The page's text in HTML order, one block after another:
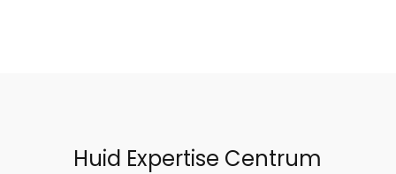
Huid Expertise Centrum